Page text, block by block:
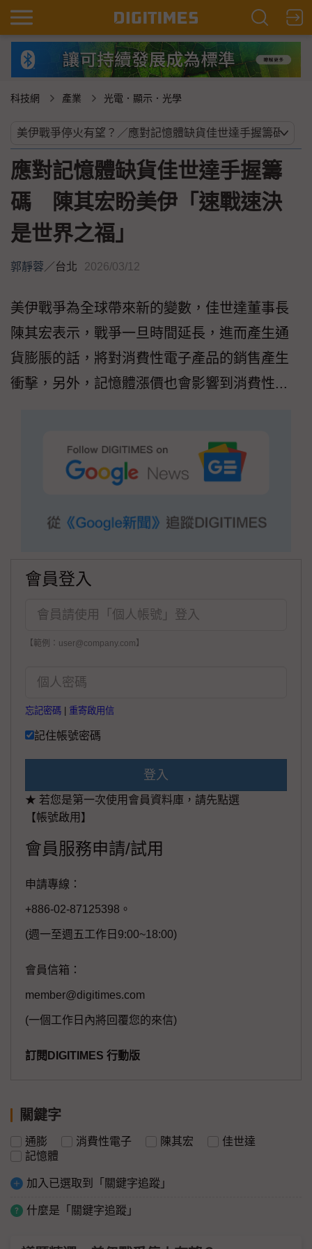
科技網 產業 光電．顯示．光學
應對記憶體缺貨佳世達手握籌
碼 陳其宏盼美伊「速戰速決
是世界之福」
郭靜蓉／台北 2026/03/12
美伊戰爭為全球帶來新的變數，佳世達董事長
陳其宏表示，戰爭一旦時間延長，進而產生通
貨膨脹的話，將對消費性電子產品的銷售產生
衝擊，另外，記憶體漲價也會影響到消費性...
會員登入
【範例：user@company.com】
忘記密碼 重寄啟用信
記住帳號密碼
登入
★ 若您是第一次使用會員資料庫，請先點選
【帳號啟用】
會員服務申請/試用
申請專線：
+886-02-87125398。
(週一至週五工作日9:00~18:00)
會員信箱：
member@digitimes.com
(一個工作日內將回覆您的來信)
訂閱DIGITIMES 行動版
關鍵字
通膨 消費性電子 陳其宏
佳世達
記憶體
加入已選取到「關鍵字追蹤」
什麼是「關鍵字追蹤」